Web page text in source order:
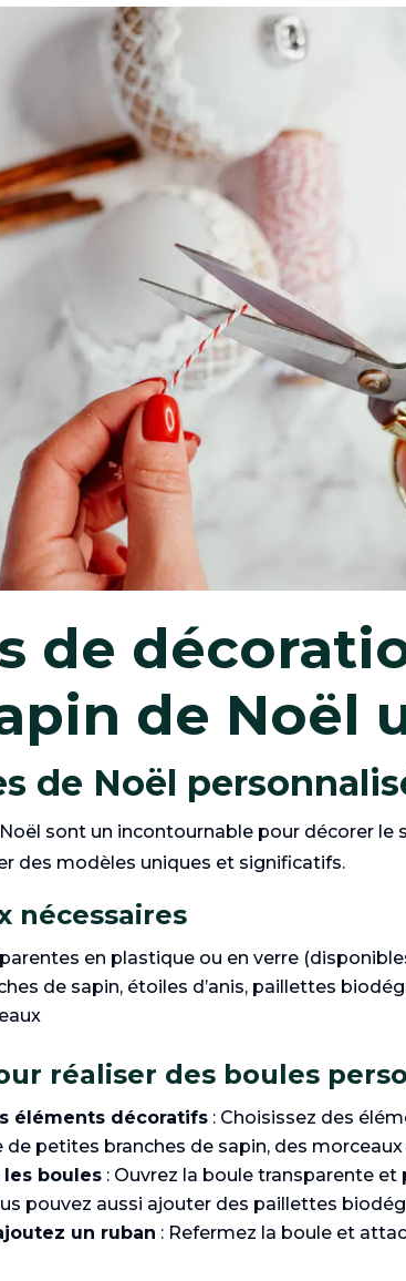
de
de Noël
de Noël
sont un incontournable pour décorer le
des modèles uniques et significatifs.
nécessaires
en plastique ou en verre
de sapin, étoiles d’anis, paillettes
réaliser des boules
éléments décoratifs : Choisissez des
de petites branches de sapin, des
les boules : Ouvrez la boule transparente
pouvez aussi ajouter des paillettes
un ruban : Refermez la boule et